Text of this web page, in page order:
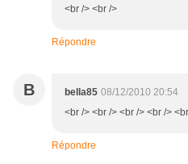
<br /> <br />
Répondre
B bella85 08/12/2010 20:54
<br /> <br /> <br /> <br />
Répondre